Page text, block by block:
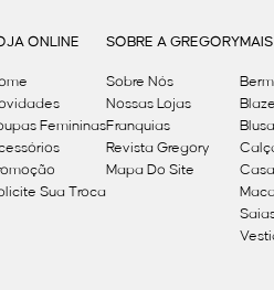
ONLINE
Femininas
Sua Troca
SOBRE A GREGORY
Sobre Nós
Nossas Lojas
Franquias
Revista Gregory
Mapa Do Site